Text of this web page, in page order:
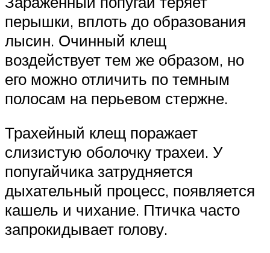
перышки, вплоть до образования
лысин. Очинный клещ
воздействует тем же образом, но
его можно отличить по темным
полосам на перьевом стержне.
Трахейный клещ поражает
слизистую оболочку трахеи. У
попугайчика затрудняется
дыхательный процесс, появляется
кашель и чихание. Птичка часто
запрокидывает голову.